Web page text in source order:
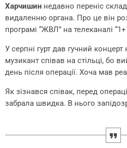
Харчишин недавно переніс
видаленню органа. Про це він
програмі “ЖВЛ” на телеканалі
У серпні гурт дав гучний концерт
музикант співав на стільці, бо
день після операції. Хоча мав
Як зізнався співак, перед
забрала швидка. В нього